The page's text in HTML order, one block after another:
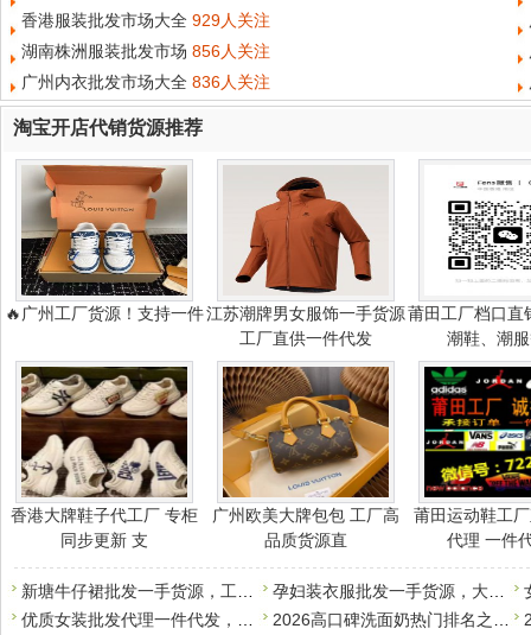
香港服装批发市场大全 929人关注
湖南株洲服装批发市场 856人关注
广州内衣批发市场大全 836人关注
淘宝开店代销货源推荐
🔥广州工厂货源！支持一件江苏潮牌男女服饰一手货源
工厂直供一件代发
莆田工厂档口直
潮鞋、潮
香港大牌鞋子代工厂 专柜
同步更新 支
广州欧美大牌包包 工厂高
品质货源直
莆田运动鞋工
代理 一件